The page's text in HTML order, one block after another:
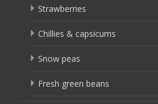
Strawberries
Chillies & capsicums
Snow peas
Fresh green beans